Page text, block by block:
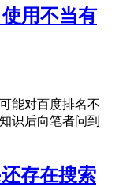
用不当有
能对百度排名不
识后向笔者问到
存在搜索